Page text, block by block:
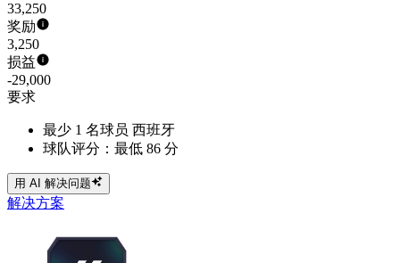
33,250
奖励
3,250
损益
-29,000
要求
最少 1 名球员 西班牙
球队评分：最低 86 分
用 AI 解决问题
解决方案